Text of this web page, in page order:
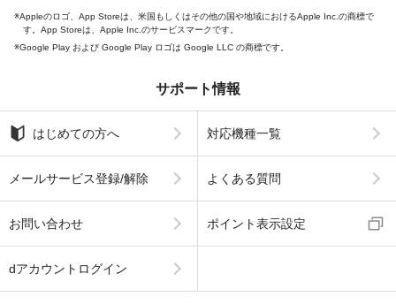
Appleのロゴ、App Storeは、米国もしくはその他の国や地域におけるApple Inc.の商標で
す。App Storeは、Apple Inc.のサービスマークです。
Google Play および Google Play ロゴは Google LLC の商標です。
サポート情報
はじめての方へ 対応機種一覧
メールサービス登録/解除 よくある質問
お問い合わせ ポイント表示設定
dアカウントログイン